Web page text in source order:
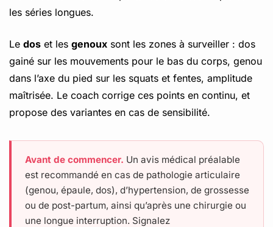
les séries longues.
Le dos et les genoux sont les zones à surveiller : dos
gainé sur les mouvements pour le bas du corps, genou
dans l’axe du pied sur les squats et fentes, amplitude
maîtrisée. Le coach corrige ces points en continu, et
propose des variantes en cas de sensibilité.
Avant de commencer. Un avis médical préalable
est recommandé en cas de pathologie articulaire
(genou, épaule, dos), d’hypertension, de grossesse
ou de post-partum, ainsi qu’après une chirurgie ou
une longue interruption. Signalez